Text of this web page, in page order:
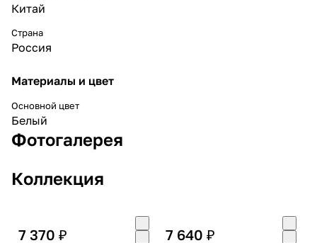
Китай
Страна
Россия
Материалы и цвет
Основной цвет
Белый
Фотогалерея
Коллекция
7 370 ₽ 7 640 ₽